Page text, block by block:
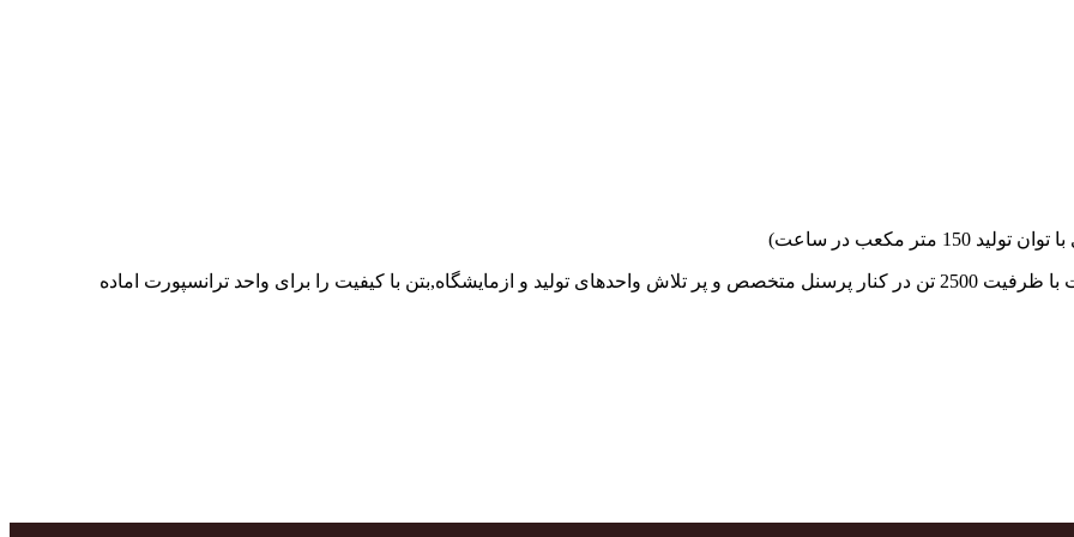
جهاد بتن با فضای کارگاهی و به کار گیری سه دستگاه بچینگ پلانت با ظرفیت 2500 تن در کنار پرسنل متخصص و پر تلاش واحدهای تولید و ازمایشگاه,بتن با کیفیت را برای واحد ترانسپورت اماده